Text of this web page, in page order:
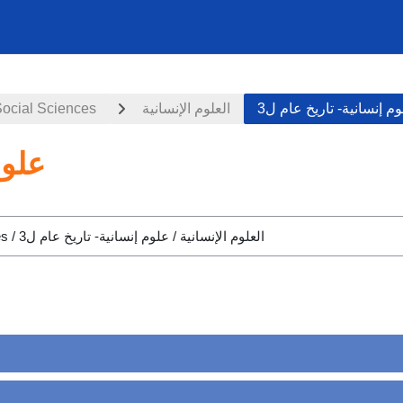
Sciences العلوم الإنسانية إنسانية- تاريخ عام ل3